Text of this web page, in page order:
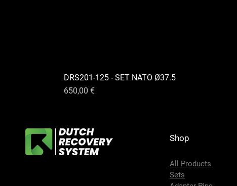
DRS201-125 - SET NATO Ø37.5
Preis
650,00 €
Shop
All Products
Sets